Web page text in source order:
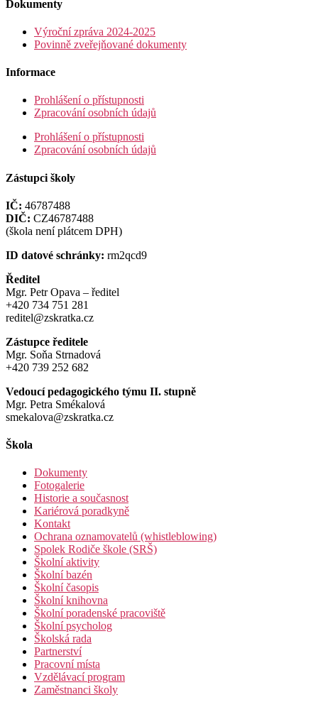
Dokumenty
Výroční zpráva 2024-2025
Povinně zveřejňované dokumenty
Informace
Prohlášení o přístupnosti
Zpracování osobních údajů
Prohlášení o přístupnosti
Zpracování osobních údajů
Zástupci školy
IČ: 46787488
DIČ: CZ46787488
(škola není plátcem DPH)
ID datové schránky: rm2qcd9
Ředitel
Mgr. Petr Opava – ředitel
+420 734 751 281
reditel@zskratka.cz
Zástupce ředitele
Mgr. Soňa Strnadová
+420 739 252 682
Vedoucí pedagogického týmu II. stupně
Mgr. Petra Smékalová
smekalova@zskratka.cz
Škola
Dokumenty
Fotogalerie
Historie a současnost
Kariérová poradkyně
Kontakt
Ochrana oznamovatelů (whistleblowing)
Spolek Rodiče škole (SRŠ)
Školní aktivity
Školní bazén
Školní časopis
Školní knihovna
Školní poradenské pracoviště
Školní psycholog
Školská rada
Partnerství
Pracovní místa
Vzdělávací program
Zaměstnanci školy